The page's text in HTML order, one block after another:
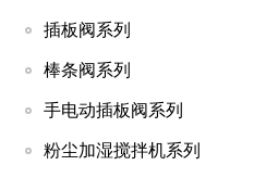
插板阀系列
棒条阀系列
手电动插板阀系列
粉尘加湿搅拌机系列